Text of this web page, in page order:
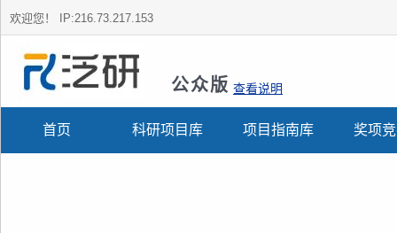
欢迎您！ IP:216.73.217.153
公众版 查看说明
首页 科研项目库 项目指南库 奖项